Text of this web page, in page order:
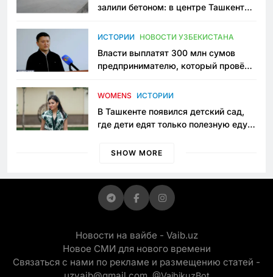
залили бетоном: в центре Ташкента
пространство
ИСТОРИИ НОВОСТИ УЗБЕКИСТАНА
Власти выплатят 300 млн сумов
предпринимателю, который провёл
приговору
WOMENS ИСТОРИИ
В Ташкенте появился детский сад,
где дети едят только полезную еду.
просить «кашу без сахара»
SHOW MORE
Новости на вайбе - Vaib.uz
Новое СМИ для нового времени
Связаться с нами по рекламе и размещению статей -